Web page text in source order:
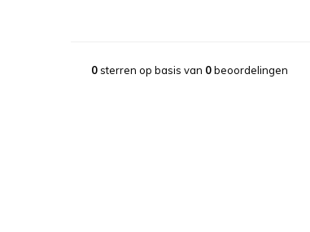
0sterren op basis van 0beoordelingen